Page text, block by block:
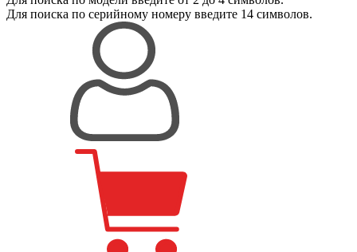
Для поиска по серийному номеру введите 14 символов.